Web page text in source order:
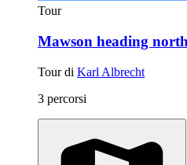
Tour
Mawson heading north
Tour di Karl Albrecht
3 percorsi